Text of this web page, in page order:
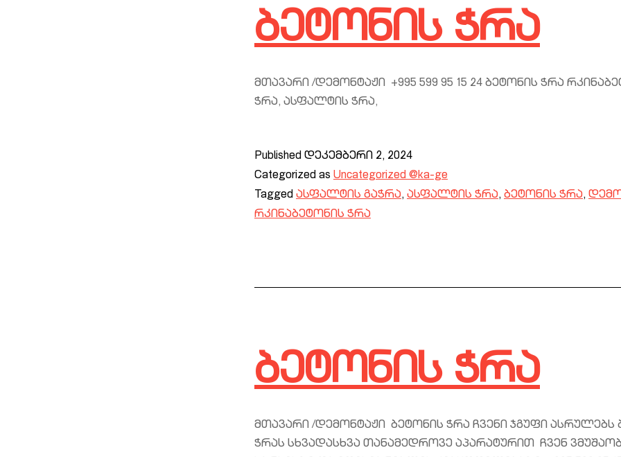
ბეტონის ჭრა
მთავარი /დემონტაჟი +995 599 95 15 24 ბეტონის ჭრა
ჭრა, ასფალტის ჭრა,
Published დეკემბერი 2, 2024
Categorized as Uncategorized @ka-ge
Tagged ასფალტის გაჭრა, ასფალტის ჭრა, ბეტონის ჭრა,
რკინაბეტონის ჭრა
ბეტონის ჭრა
მთავარი /დემონტაჟი ბეტონის ჭრა ჩვენი ჯგუფი ასრულებს
ჭრას სხვადასხვა თანამედროვე აპარატურით ჩვენ